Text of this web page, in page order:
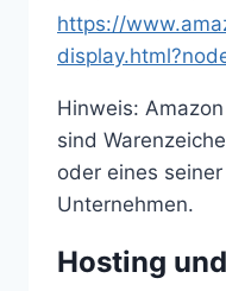
https://
Hinweis:
sind
oder eines
Unternehmen.
Hosting